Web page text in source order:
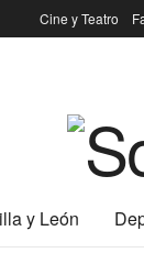
Cine y Teatro
y León